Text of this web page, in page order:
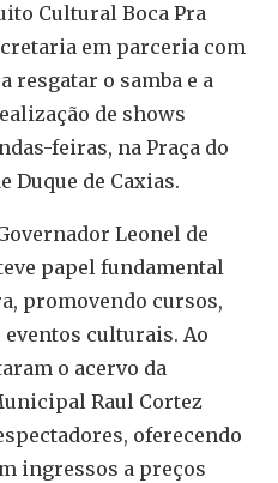
Cultural Boca Pra
em parceria com
resgatar o samba e a
de shows
feiras, na Praça do
Duque de Caxias.
Leonel de
papel fundamental
promovendo cursos,
culturais. Ao
o acervo da
Raul Cortez
oferecendo
ingressos a preços